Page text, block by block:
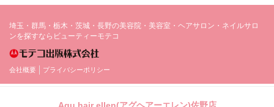
埼玉・群馬・栃木・茨城・長野の美容院・美容室・ヘアサロン・ネイルサロ
ンを探すならビューティーモテコ
会社概要 プライバシーポリシー